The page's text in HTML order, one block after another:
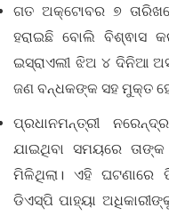
ଗତ ଅକ୍ଟୋବର ୭
ହରାଇଛି ବୋଲି ବିଶ୍ଵାସ
ଇସ୍ରାଏଲୀ ଝିଅ ୪ ଦିନିଆ
ଜଣ ବନ୍ଧକଙ୍କ ସହ ମୁକ୍ତ
ପ୍ରଧାନମନ୍ତ୍ରୀ
ଯାଇଥିବା ସମୟରେ
ମିଳିଥିଲା। ଏହି
ଡିଏସ୍‌ପି ପାହ୍ୟା